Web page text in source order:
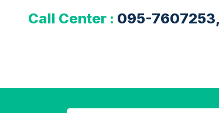
Call Center : 095-